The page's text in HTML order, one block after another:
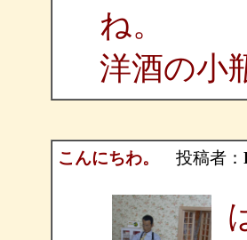
ね。
洋酒の小
こんにちわ。 投稿者：